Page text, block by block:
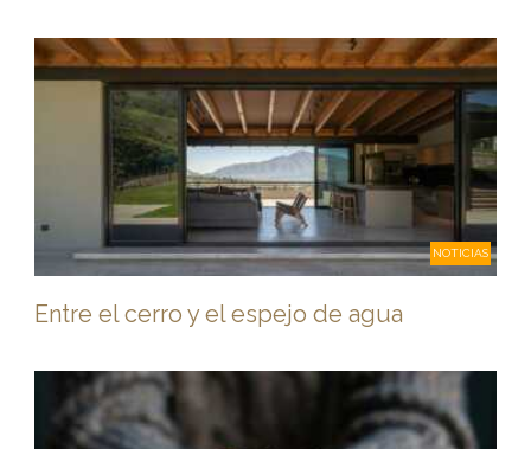
NOTICIAS
Entre el cerro y el espejo de agua